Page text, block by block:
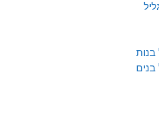
בנות
בנים